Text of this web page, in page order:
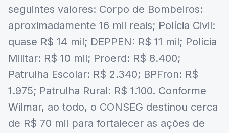
seguintes valores: Corpo de Bombeiros:
aproximadamente 16 mil reais; Polícia Civil:
quase R$ 14 mil; DEPPEN: R$ 11 mil; Polícia
Militar: R$ 10 mil; Proerd: R$ 8.400;
Patrulha Escolar: R$ 2.340; BPFron: R$
1.975; Patrulha Rural: R$ 1.100. Conforme
Wilmar, ao todo, o CONSEG destinou cerca
de R$ 70 mil para fortalecer as ações de